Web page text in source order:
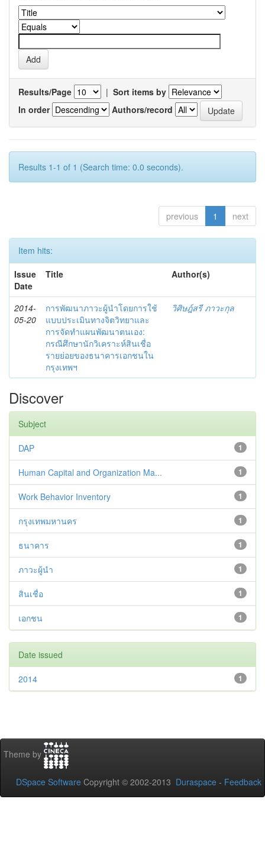
Results/Page | Sort items by
In order
Authors/record
Results 1-1 of 1 (Search time: 0.0 seconds).
previous 1 next
Item hits:
Issue
Date
Title Author(s)
2014-
05-20
การพัฒนาภาวะผู้นำโดยการใช้
แบบประเมินทางจิตวิทยาและ
การจัดทำแผนพัฒนาตนเอง:
กรณีศึกษานักวิเคราะห์สินเชื่อ
รายย่อยของธนาคารเอกชนใน
กรุงเทพฯ
วิศิษฎ์สรี ภาวะกุล
Discover
Subject
1
DAP
1
Human Capital and Organization Ma...
1
Work Behavior Inventory
1
กรุงเทพมหานคร
1
ธนาคาร
1
ภาวะผู้นำ
1
สินเชื่อ
1
เอกชน
Date issued
1
2014
Theme by
DSpace Software Copyright © 2002-2013 Duraspace - Feedback